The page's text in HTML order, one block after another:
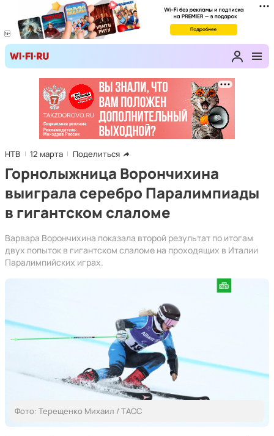
НТВ 12 марта Поделиться
Горнолыжница Ворончихина
выиграла серебро Паралимпиады
в гигантском слаломе
Варвара Ворончихина показала второй результат по итогам
двух попыток в гигантском слаломе на проходящих в Италии
Паралимпийских играх.
Фото: Терещенко Михаил / ТАСС